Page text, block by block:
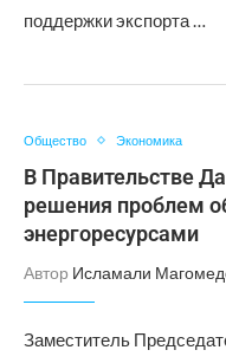
поддержки экспорта …
Общество Экономика
В Правительстве
решения проблем
энергоресурсами
Автор Исламали
Заместитель